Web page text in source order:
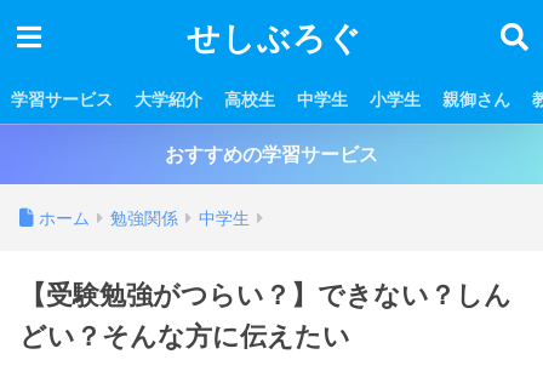
せしぶろぐ
学習サービス 大学紹介 高校生 中学生 小学生 親御さん
おすすめの学習サービス
ホーム 勉強関係 中学生
【受験勉強がつらい？】できない？しん
どい？そんな方に伝えたい